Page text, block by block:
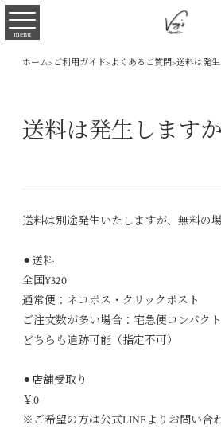
menu
ホーム> ご利用ガイド> よくあるご質問>送料は発
送料は発生します
送料は別途発生いたしますが、無料の
⚫︎送料
全国¥320
通常便：ネコポス・クリックポスト
ご注文数が多い場合：宅急便コンパクト
どちらも追跡可能（指定不可）
⚫︎店舗受取り
￥0
※ご希望の方は公式LINEよりお問い合